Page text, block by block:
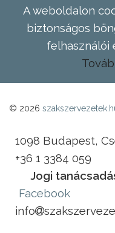
A weboldalon
biztonságos
felhasználói
© 2026
1098 Budapest,
+36 1 3384 059
Jogi
Facebook
info